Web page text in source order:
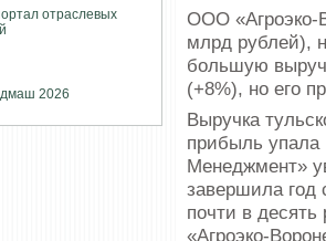
ООО «Агроэко-
млрд рублей),
большую
(+8%), но его
Выручка
прибыль
Менеджмент»
завершила год
почти в
«Агроэко-